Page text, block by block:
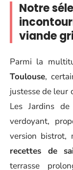
Notre
viande
Parmi la
Toulouse,
justesse de leur
Les Jardins
verdoyant,
version bistrot,
recettes de
terrasse